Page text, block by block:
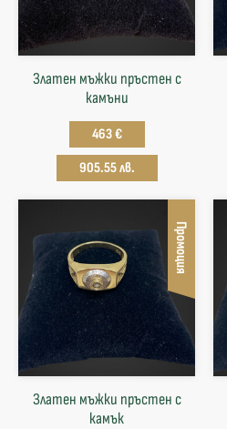
Златен мъжки пръстен с
камъни
463 €
905.55 лв.
Промоция
Златен мъжки пръстен с
камък